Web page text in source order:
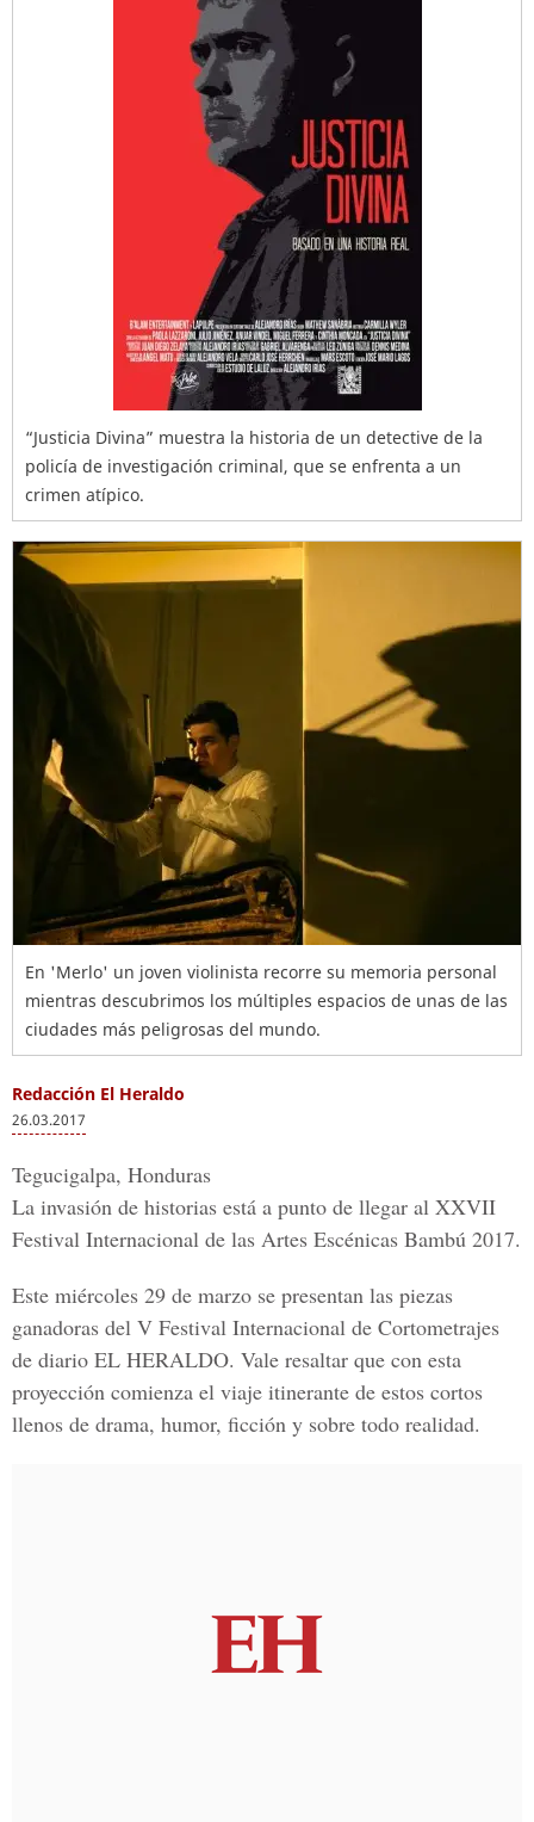
“Justicia Divina” muestra la historia de un detective de la
policía de investigación criminal, que se enfrenta a un
crimen atípico.
En 'Merlo' un joven violinista recorre su memoria personal
mientras descubrimos los múltiples espacios de unas de las
ciudades más peligrosas del mundo.
Redacción El Heraldo
26.03.2017
Tegucigalpa, Honduras
La invasión de historias está a punto de llegar al XXVII
Festival Internacional de las Artes Escénicas Bambú 2017.
Este miércoles 29 de marzo se presentan las piezas
ganadoras del V Festival Internacional de Cortometrajes
de diario EL HERALDO. Vale resaltar que con esta
proyección comienza el viaje itinerante de estos cortos
llenos de drama, humor, ficción y sobre todo realidad.